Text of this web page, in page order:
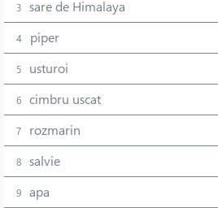
3 sare de Himalaya
4 piper
5 usturoi
6 cimbru uscat
7 rozmarin
8 salvie
9 apa